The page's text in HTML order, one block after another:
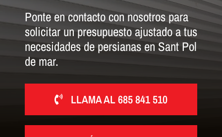
Ponte en contacto con nosotros para
solicitar un presupuesto ajustado a tus
necesidades de persianas en Sant Pol
de mar.
LLAMA AL 685 841 510